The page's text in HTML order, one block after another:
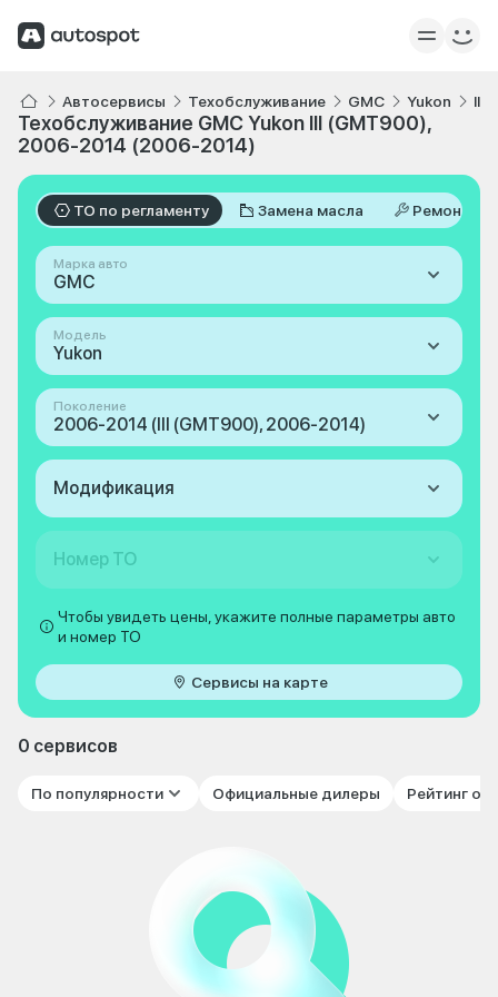
Автосервисы Техобслуживание GMC Yukon III
Техобслуживание GMC Yukon III (GMT900),
2006-2014 (2006-2014)
ТО по регламенту Замена масла Ремонт
Марка авто
GMC
Модель
Yukon
Поколение
2006-2014 (III (GMT900), 2006-2014)
Модификация
Номер ТО
Чтобы увидеть цены, укажите полные параметры авто
и номер ТО
Сервисы на карте
0 сервисов
По популярности Официальные дилеры Рейтинг